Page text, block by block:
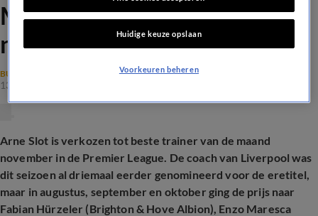
Manager van de Maand
november in Premier League
BUITENLANDS VOETBAL
13 dec 2024, 13:48
Arne Slot is verkozen tot beste trainer van de maand
november in de Premier League. De coach van Liverpool was
dit seizoen al driemaal eerder genomineerd voor de eretitel,
maar in augustus, september en oktober ging de prijs naar
Fabian Hürzeler (Brighton & Hove Albion), Enzo Maresca
Huidige keuze opslaan
Voorkeuren beheren